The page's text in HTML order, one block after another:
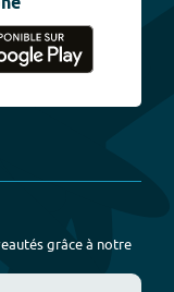
grâce à notre